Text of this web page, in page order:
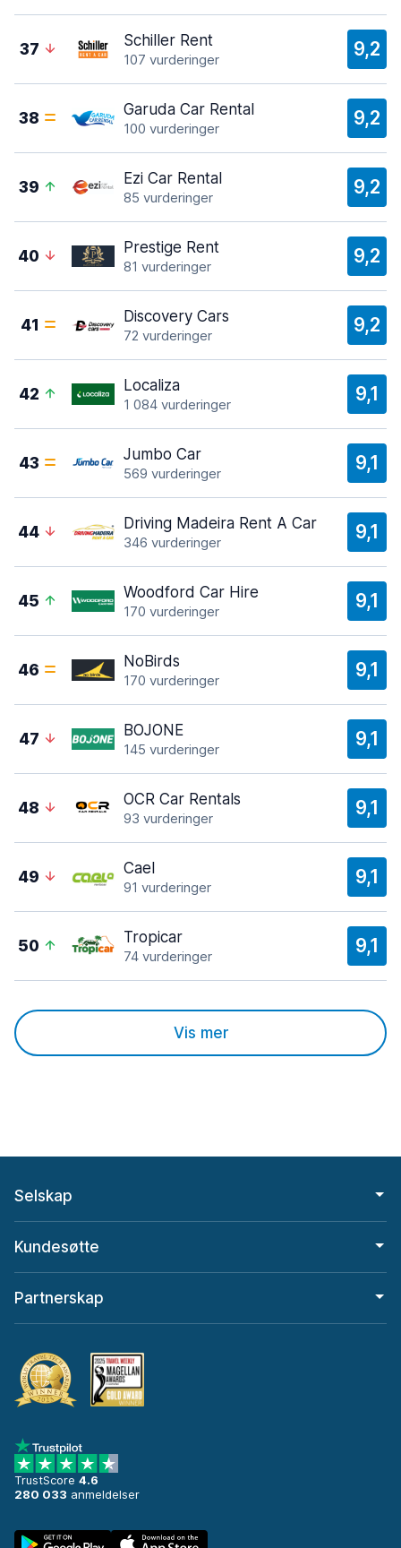
37 Schiller Rent
107 vurderinger 9,2
38 Garuda Car Rental
100 vurderinger 9,2
39 Ezi Car Rental
85 vurderinger 9,2
40 Prestige Rent
81 vurderinger 9,2
41 Discovery Cars
72 vurderinger 9,2
42 Localiza
1 084 vurderinger 9,1
43 Jumbo Car
569 vurderinger 9,1
44 Driving Madeira Rent A Car
346 vurderinger 9,1
45 Woodford Car Hire
170 vurderinger 9,1
46 NoBirds
170 vurderinger 9,1
47 BOJONE
145 vurderinger 9,1
48 OCR Car Rentals
93 vurderinger 9,1
49 Cael
91 vurderinger 9,1
50 Tropicar
74 vurderinger 9,1
Vis mer
Selskap
Kundesøtte
Partnerskap
TrustScore 4.6
280 033 anmeldelser